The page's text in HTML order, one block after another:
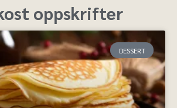
oppskrifter
DESSERT